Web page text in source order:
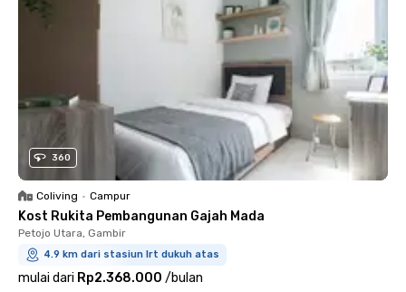
360
Coliving • Campur
Kost Rukita Pembangunan Gajah Mada
Petojo Utara, Gambir
4.9 km dari stasiun lrt dukuh atas
mulai dari Rp2.368.000 /bulan